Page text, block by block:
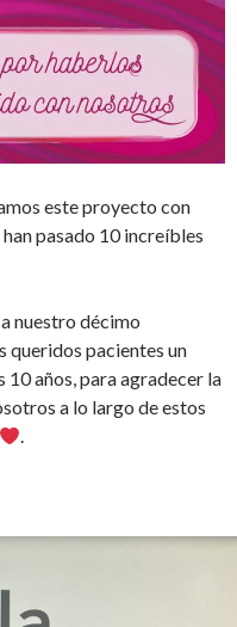
este proyecto con
pasado 10 increíbles
nuestro décimo
queridos pacientes un
años, para agradecer la
a lo largo de estos
.